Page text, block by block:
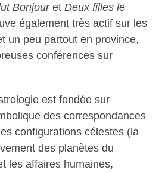
Bonjouret Deuxfilles le
également très actif sur les
un peu partout en province,
conférences sur
est fondée sur
des correspondances
configurations célestes (la
des planètes du
les affaires humaines,